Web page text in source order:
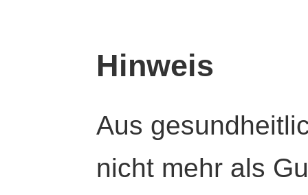
Hinweis
Aus
nicht mehr als